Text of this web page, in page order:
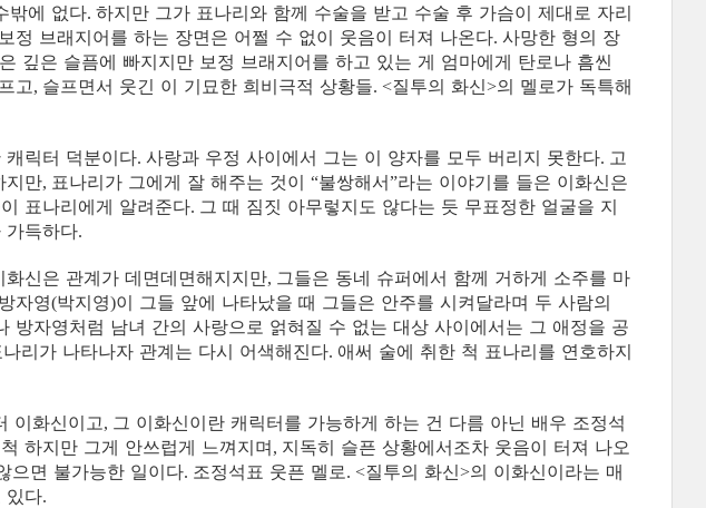
밖에 없다. 하지만 그가 표나리와 함께 수술을 받고 수술 후 가슴이 제대로 자리
정 브래지어를 하는 장면은 어쩔 수 없이 웃음이 터져 나온다. 사망한 형의 장
깊은 슬픔에 빠지지만 보정 브래지어를 하고 있는 게 엄마에게 탄로나 흠씬
고, 슬프면서 웃긴 이 기묘한 희비극적 상황들. <질투의 화신>의 멜로가 독특해
릭터 덕분이다. 사랑과 우정 사이에서 그는 이 양자를 모두 버리지 못한다. 고
지만, 표나리가 그에게 잘 해주는 것이 “불쌍해서”라는 이야기를 들은 이화신은
표나리에게 알려준다. 그 때 짐짓 아무렇지도 않다는 듯 무표정한 얼굴을 지
가득하다.
신은 관계가 데면데면해지지만, 그들은 동네 슈퍼에서 함께 거하게 소주를 마
자영(박지영)이 그들 앞에 나타났을 때 그들은 안주를 시켜달라며 두 사람의
방자영처럼 남녀 간의 사랑으로 얽혀질 수 없는 대상 사이에서는 그 애정을 공
리가 나타나자 관계는 다시 어색해진다. 애써 술에 취한 척 표나리를 연호하지
이화신이고, 그 이화신이란 캐릭터를 가능하게 하는 건 다름 아닌 배우 조정석
하지만 그게 안쓰럽게 느껴지며, 지독히 슬픈 상황에서조차 웃음이 터져 나오
으면 불가능한 일이다. 조정석표 웃픈 멜로. <질투의 화신>의 이화신이라는 매
있다.